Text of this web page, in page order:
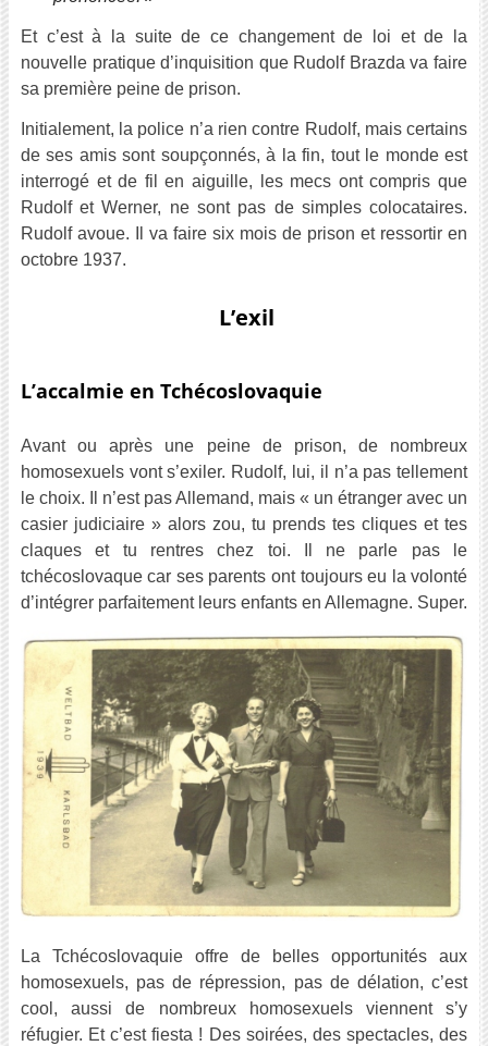
Et c’est à la suite de ce changement de loi et de la
nouvelle pratique d’inquisition que Rudolf Brazda va faire
sa première peine de prison.
Initialement, la police n’a rien contre Rudolf, mais certains
de ses amis sont soupçonnés, à la fin, tout le monde est
interrogé et de fil en aiguille, les mecs ont compris que
Rudolf et Werner, ne sont pas de simples colocataires.
Rudolf avoue. Il va faire six mois de prison et ressortir en
octobre 1937.
L’exil
L’accalmie en Tchécoslovaquie
Avant ou après une peine de prison, de nombreux
homosexuels vont s’exiler. Rudolf, lui, il n’a pas tellement
le choix. Il n’est pas Allemand, mais « un étranger avec un
casier judiciaire » alors zou, tu prends tes cliques et tes
claques et tu rentres chez toi. Il ne parle pas le
tchécoslovaque car ses parents ont toujours eu la volonté
d’intégrer parfaitement leurs enfants en Allemagne. Super.
La Tchécoslovaquie offre de belles opportunités aux
homosexuels, pas de répression, pas de délation, c’est
cool, aussi de nombreux homosexuels viennent s’y
réfugier. Et c’est fiesta ! Des soirées, des spectacles, des